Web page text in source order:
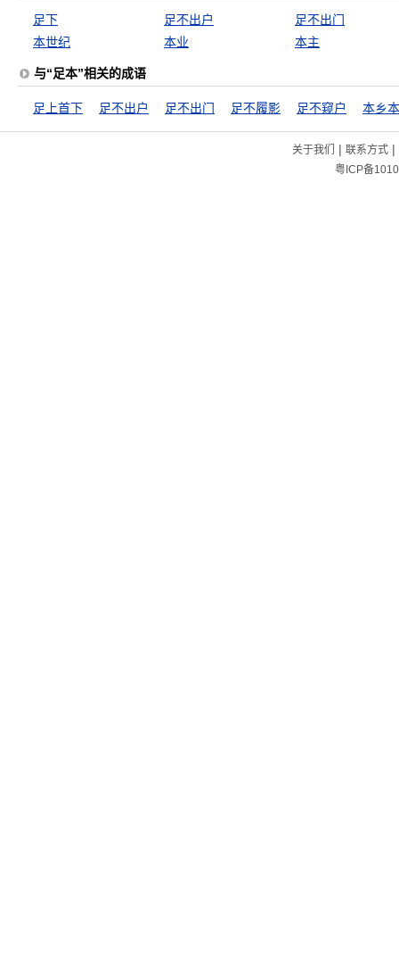
足下 足不出户
足不出门
本世纪
本业 本主
与“足本”相关的成语
足上首下 足不出户 足不出门 足不履影 足不窥户 本乡
关于我们 | 联系方式|
粤ICP备